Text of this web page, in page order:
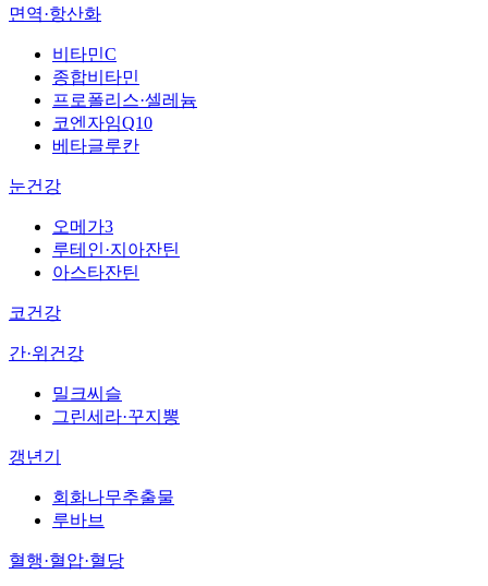
면역·항산화
비타민C
종합비타민
프로폴리스·셀레늄
코엔자임Q10
베타글루칸
눈건강
오메가3
루테인·지아잔틴
아스타잔틴
코건강
간·위건강
밀크씨슬
그린세라·꾸지뽕
갱년기
회화나무추출물
루바브
혈행·혈압·혈당